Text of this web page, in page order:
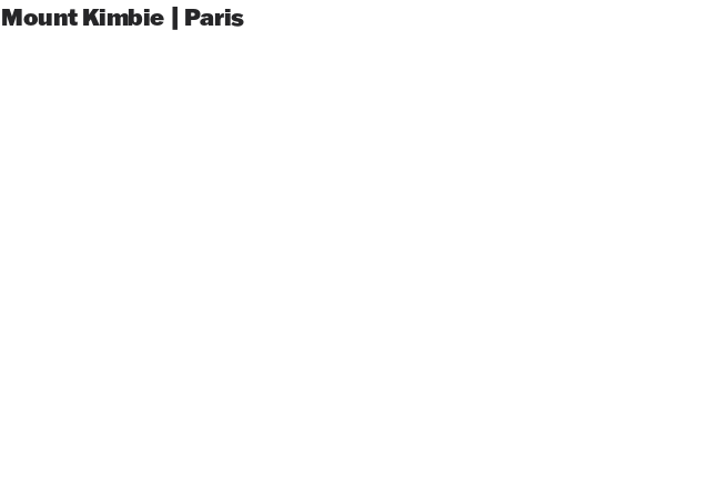
Mount Kimbie | Paris